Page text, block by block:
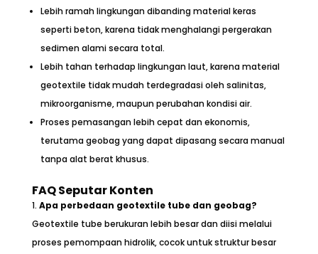
Lebih ramah lingkungan dibanding material keras
seperti beton, karena tidak menghalangi pergerakan
sedimen alami secara total.
Lebih tahan terhadap lingkungan laut, karena material
geotextile tidak mudah terdegradasi oleh salinitas,
mikroorganisme, maupun perubahan kondisi air.
Proses pemasangan lebih cepat dan ekonomis,
terutama geobag yang dapat dipasang secara manual
tanpa alat berat khusus.
FAQ Seputar Konten
Apa perbedaan geotextile tube dan geobag?
Geotextile tube berukuran lebih besar dan diisi melalui
proses pemompaan hidrolik, cocok untuk struktur besar